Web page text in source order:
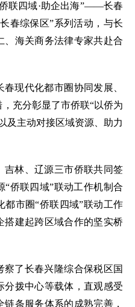
联四域·助企出海”——长春
春综保区”系列活动，与长
、海关商务法律专家共赴合
现代化都市圈协同发展、
充分彰显了市侨联“以侨为
及主动对接区域资源、助力
吉林、辽源三市侨联共同签
联四域”联动工作机制合
市圈“侨联四域”联动工作
搭建起跨区域合作的坚实桥
了长春兴隆综合保税区国
分拨中心等载体，直观感受
条服务体系的成熟完善，